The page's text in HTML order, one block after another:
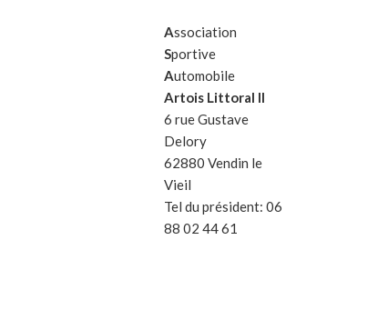
Association
Sportive
Automobile
Artois Littoral II
6 rue Gustave
Delory
62880 Vendin le
Vieil
Tel du président: 06
88 02 44 61